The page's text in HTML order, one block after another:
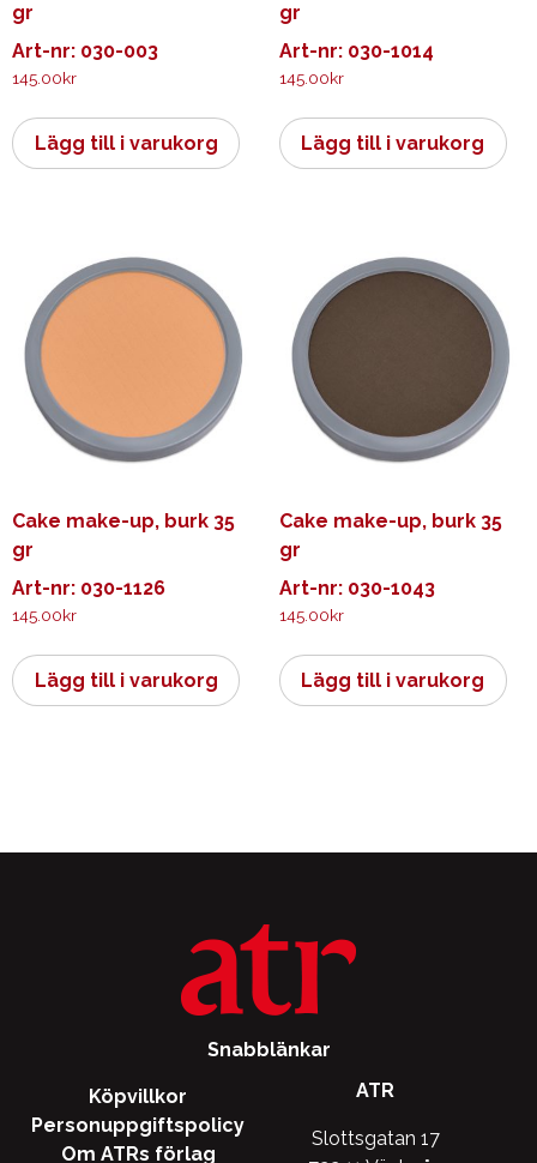
gr
Art-nr: 030-003
145.00kr
Lägg till i varukorg
gr
Art-nr: 030-1014
145.00kr
Lägg till i varukorg
Cake make-up, burk 35
gr
Art-nr: 030-1126
145.00kr
Lägg till i varukorg
Cake make-up, burk 35
gr
Art-nr: 030-1043
145.00kr
Lägg till i varukorg
Snabblänkar
Köpvillkor
Personuppgiftspolicy
Om ATRs förlag
ATR
Slottsgatan 17